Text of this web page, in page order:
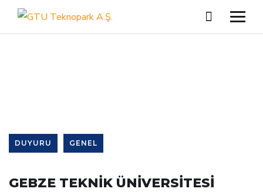
DUYURU GENEL
GEBZE TEKNİK ÜNİVERSİTESİ